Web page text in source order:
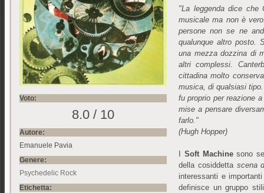
Voto:
8.0 / 10
Autore:
Emanuele Pavia
Genere:
Psychedelic Rock
Etichetta:
"La leggenda dice che
musicale ma non è
persone non se ne
qualunque altro posto.
una mezza dozzina di
altri complessi.
cittadina molto
musica, di qualsiasi
fu proprio per reazione
mise a pensare
farlo."
(Hugh Hopper)
Soft Machinesono
della cosiddetta scena
interessanti e
definisce un gruppo
http://1edpillsforhealth.com/